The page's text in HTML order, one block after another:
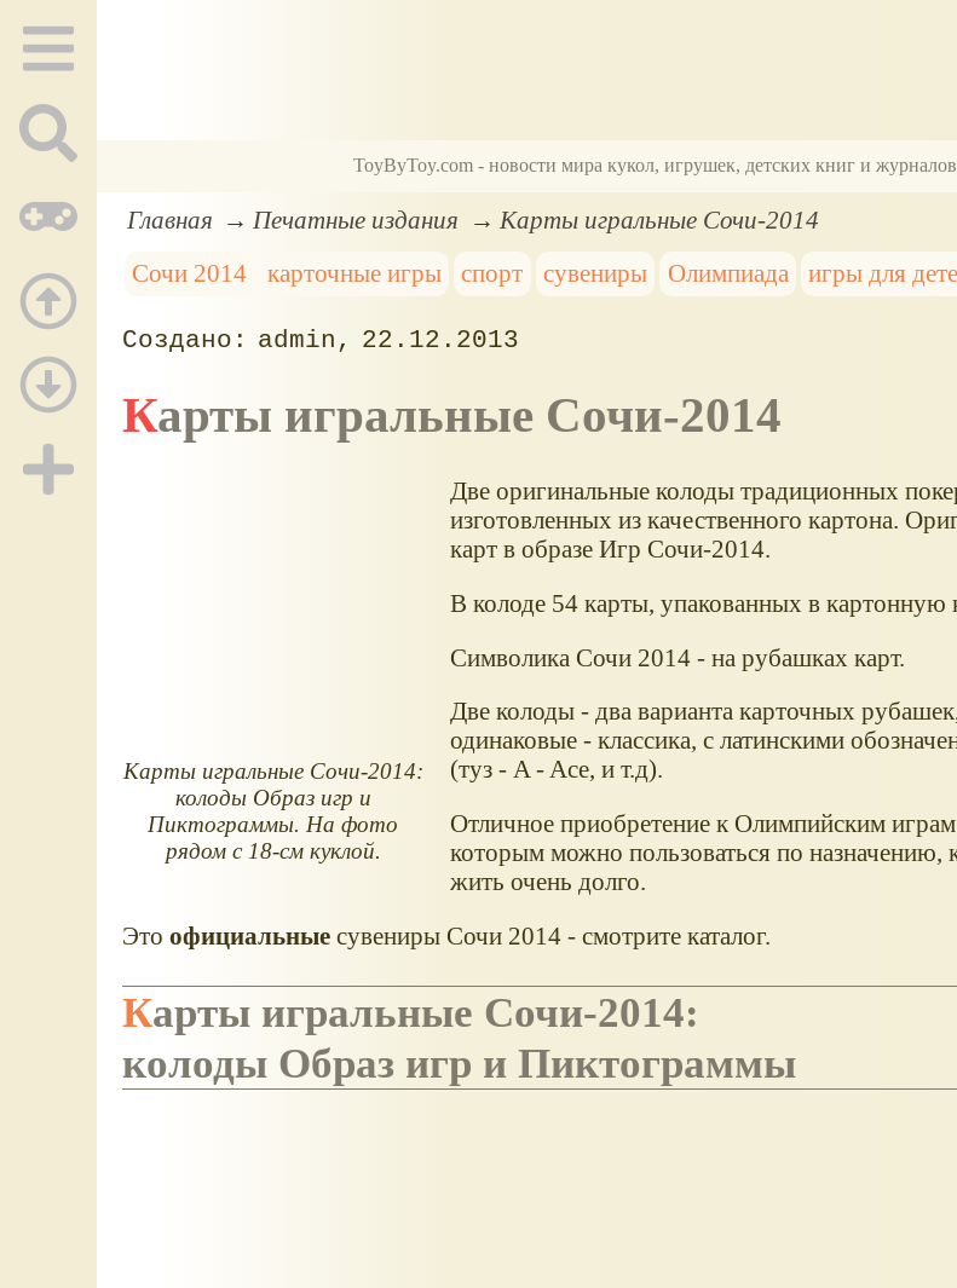
ToyByToy.com - новости мира кукол, игрушек, детских книг и
Главная Печатные издания
Карты игральные Сочи-2014
Сочи 2014
карточные игры спорт сувениры Олимпиада игры для
admin 22.12.2013
Карты игральные Сочи-2014
Карты игральные Сочи-2014:
колоды Образ игр и
Пиктограммы. На фото
рядом с 18-см куклой.
Две оригинальные колоды традиционных
изготовленных из качественного картона.
карт в образе Игр Сочи-2014.
В колоде 54 карты, упакованных в картонную
Символика Сочи 2014 - на рубашках карт.
Две колоды - два варианта карточных
одинаковые - классика, с латинскими
(туз - A - Ace, и т.д).
Отличное приобретение к Олимпийским
которым можно пользоваться по назначению,
жить очень долго.
Это официальныесувениры Сочи 2014 - смотрите каталог.
Карты игральные Сочи-2014:
колоды Образ игр и Пиктограммы